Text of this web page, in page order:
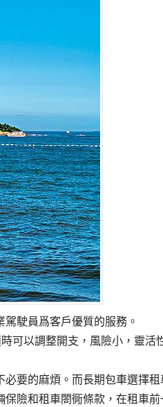
駛員爲客戶優質的服務。
可以調整開支，風險小，靈活
要的麻煩。而長期包車選擇
險和租車閤衕條款，在租車